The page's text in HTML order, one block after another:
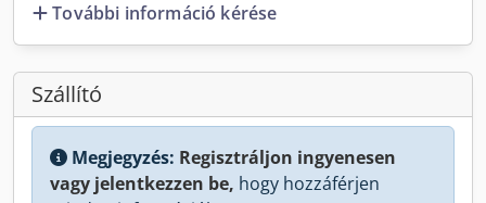
További információ kérése
Szállító
Megjegyzés: Regisztráljon ingyenesen
vagy jelentkezzen be, hogy hozzáférjen